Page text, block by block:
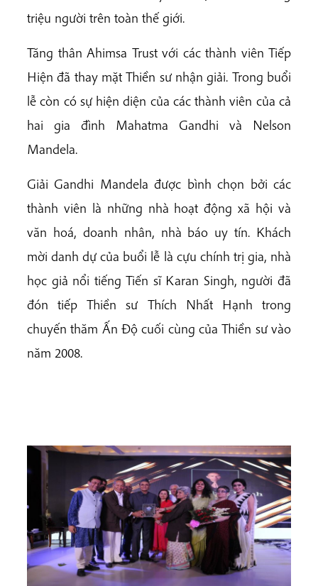
triệu người trên toàn thế giới.
Tăng thân Ahimsa Trust với các thành viên Tiếp
Hiện đã thay mặt Thiền sư nhận giải. Trong buổi
lễ còn có sự hiện diện của các thành viên của cả
hai gia đình Mahatma Gandhi và Nelson
Mandela.
Giải Gandhi Mandela được bình chọn bởi các
thành viên là những nhà hoạt động xã hội và
văn hoá, doanh nhân, nhà báo uy tín. Khách
mời danh dự của buổi lễ là cựu chính trị gia, nhà
học giả nổi tiếng Tiến sĩ Karan Singh, người đã
đón tiếp Thiền sư Thích Nhất Hạnh trong
chuyến thăm Ấn Độ cuối cùng của Thiền sư vào
năm 2008.